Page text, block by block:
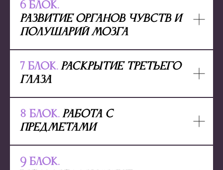
6 блок.
Развитие органов чувств и
полушарий мозга
7 блок. Раскрытие третьего
глаза
8 блок. Работа с
предметами
9 блок.